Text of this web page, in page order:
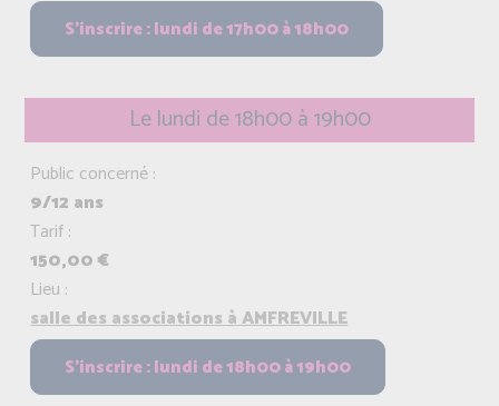
Le lundi de 18h00 à 19h00
Public concerné :
9/12 ans
Tarif :
150,00 €
Lieu :
salle des associations à AMFREVILLE